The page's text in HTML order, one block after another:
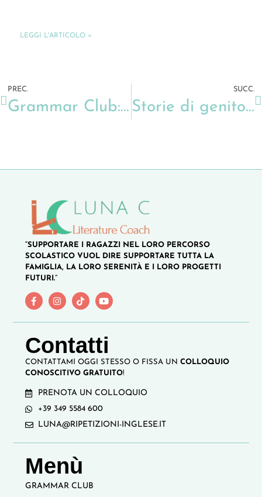
LEGGI L'ARTICOLO »
PREC.
Grammar Club: per gli studenti di inglese di ogni età
SUCC.
Storie di genitori e figli adolescenti
“SUPPORTARE I RAGAZZI NEL LORO PERCORSO
SCOLASTICO VUOL DIRE SUPPORTARE TUTTA LA
FAMIGLIA, LA LORO SERENITÀ E I LORO PROGETTI
FUTURI.”
Contatti
CONTATTAMI OGGI STESSO O FISSA UN COLLOQUIO
CONOSCITIVO GRATUITO!
PRENOTA UN COLLOQUIO
+39 349 5584 600
LUNA@RIPETIZIONI-INGLESE.IT
Menù
GRAMMAR CLUB